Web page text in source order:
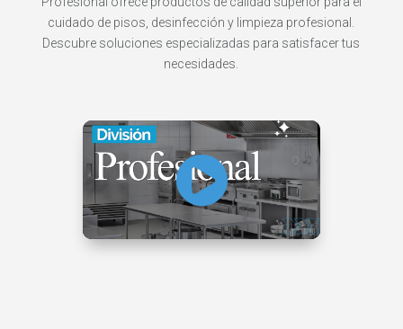
cuidado de pisos, desinfección y limpieza profesional.
Descubre soluciones especializadas para satisfacer tus
necesidades.